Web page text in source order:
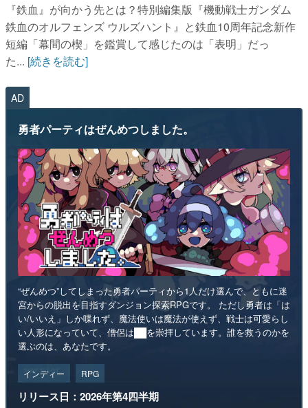
『鉄血』が向かう先とは？特別編集版『機動戦士ガンダム
鉄血のオルフェンズ ウルズハント』と鉄血10周年記念新作
短編「幕間の楔」を鑑賞して感じたのは「表明」だっ
た... [続きを読む]
AD
勇者パーティはぜんめつしました。
“ぜんめつ”してしまった勇者パーティから1人だけ選んで、ともに迷
宮からの脱出を目指すダンジョン探索RPGです。 ただし勇者は「は
い/いいえ」しか喋れず、魔法使いは魔法が使えず、戦士は可愛らし
い人形になっていて、僧侶は██を崇拝しています。誰を救うのかを
選ぶのは、あなたです。
インディー RPG
リリース日：2026年第4四半期